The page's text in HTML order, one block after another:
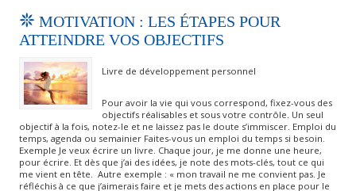
MOTIVATION : LES ÉTAPES POUR
ATTEINDRE VOS OBJECTIFS
Livre de développement personnel
Pour avoir la vie qui vous correspond, fixez-vous des
objectifs réalisables et sous votre contrôle. Un seul
objectif à la fois, notez-le et ne laissez pas le doute s’immiscer. Emploi du
temps, agenda ou semainier Faites-vous un emploi du temps si besoin.
Exemple Je veux écrire un livre. Chaque jour, je me donne une heure,
pour écrire. Et dès que j’ai des idées, je note des mots-clés, tout ce qui
me vient en tête. Autre exemple : « mon travail ne me convient pas. Je
réfléchis à ce que j’aimerais faire et je mets des actions en place pour le